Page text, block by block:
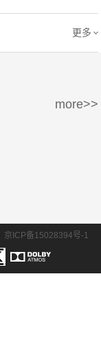
更多
more>>
京ICP备15028394号-1